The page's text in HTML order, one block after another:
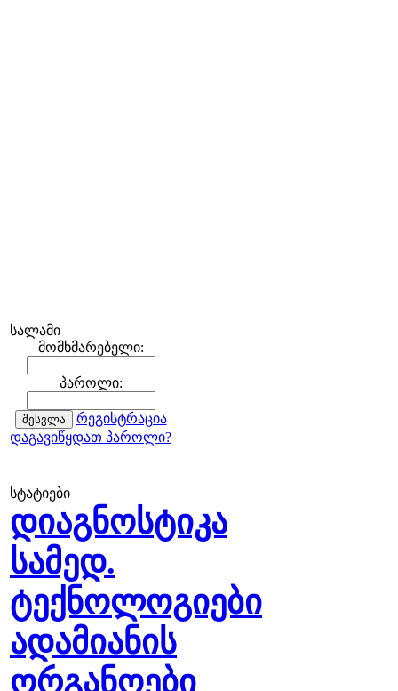
სალამი
მომხმარებელი:
პაროლი:
რეგისტრაცია
დაგავიწყდათ პაროლი?
სტატიები
დიაგნოსტიკა
სამედ.
ტექნოლოგიები
ადამიანის
ორგანოები